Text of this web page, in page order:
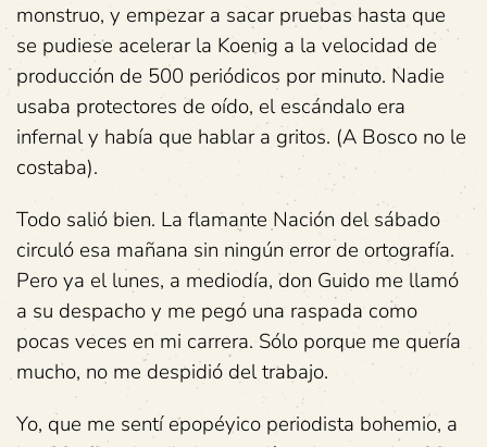
monstruo, y empezar a sacar pruebas hasta que
se pudiese acelerar la Koenig a la velocidad de
producción de 500 periódicos por minuto. Nadie
usaba protectores de oído, el escándalo era
infernal y había que hablar a gritos. (A Bosco no le
costaba).
Todo salió bien. La flamante Nación del sábado
circuló esa mañana sin ningún error de ortografía.
Pero ya el lunes, a mediodía, don Guido me llamó
a su despacho y me pegó una raspada como
pocas veces en mi carrera. Sólo porque me quería
mucho, no me despidió del trabajo.
Yo, que me sentí epopéyico periodista bohemio, a